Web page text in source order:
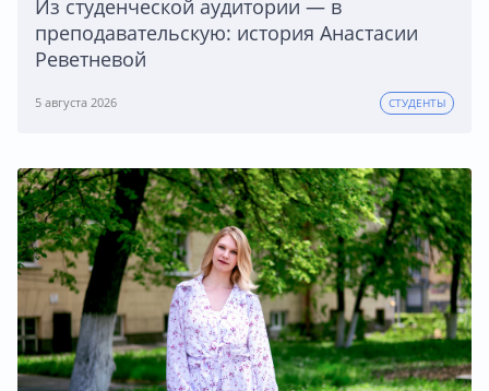
Из студенческой аудитории — в
преподавательскую: история Анастасии
Реветневой
5 августа 2026 СТУДЕНТЫ